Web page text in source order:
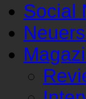
Social